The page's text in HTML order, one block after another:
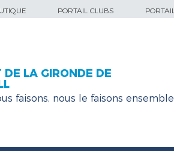
PORTAIL CLUBS
DE LA GIRONDE DE
faisons, nous le faisons